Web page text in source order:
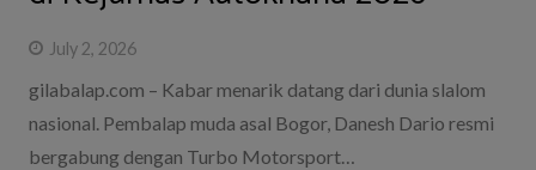
July 2, 2026
gilabalap.com – Kabar menarik datang dari dunia slalom
nasional. Pembalap muda asal Bogor, Danesh Dario resmi
bergabung dengan Turbo Motorsport…